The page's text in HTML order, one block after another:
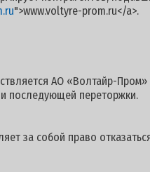
">www.voltyre-prom.ru</a>.
АО «Волтайр-Пром»
последующей переторжки.
за собой право